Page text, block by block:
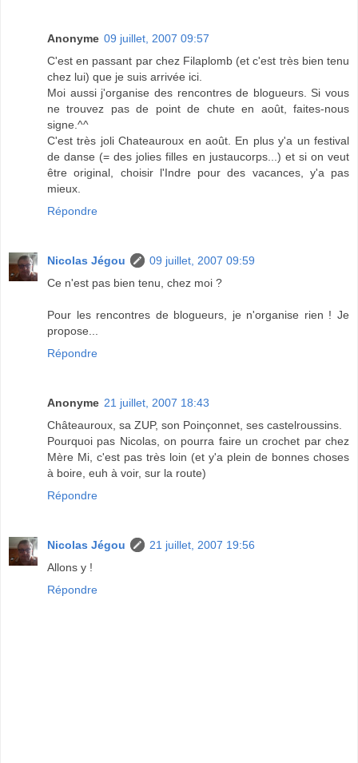
Anonyme 09 juillet, 2007 09:57
C'est en passant par chez Filaplomb (et c'est très bien tenu
chez lui) que je suis arrivée ici.
Moi aussi j'organise des rencontres de blogueurs. Si vous
ne trouvez pas de point de chute en août, faites-nous
signe.^^
C'est très joli Chateauroux en août. En plus y'a un festival
de danse (= des jolies filles en justaucorps...) et si on veut
être original, choisir l'Indre pour des vacances, y'a pas
mieux.
Répondre
Nicolas Jégou
09 juillet, 2007 09:59
Ce n'est pas bien tenu, chez moi ?
Pour les rencontres de blogueurs, je n'organise rien ! Je
propose...
Répondre
Anonyme 21 juillet, 2007 18:43
Châteauroux, sa ZUP, son Poinçonnet, ses castelroussins.
Pourquoi pas Nicolas, on pourra faire un crochet par chez
Mère Mi, c'est pas très loin (et y'a plein de bonnes choses
à boire, euh à voir, sur la route)
Répondre
Nicolas Jégou
21 juillet, 2007 19:56
Allons y !
Répondre